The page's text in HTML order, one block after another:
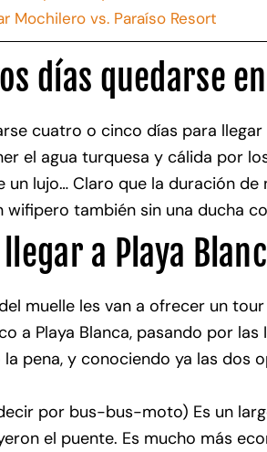
Mochilero vs. Paraíso Resort
días quedarse
cuatro o cinco días para
el agua turquesa y cálida por
un lujo… Claro que la duración
wifipero también sin una ducha
a Playa
muelle les van a ofrecer un
a Playa Blanca, pasando por
la pena, y conociendo ya las dos
por bus-bus-moto) Es un
el puente. Es mucho más